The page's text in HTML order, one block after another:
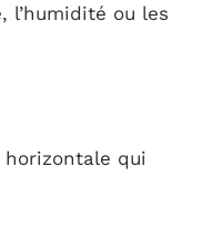
l’humidité ou les
qui